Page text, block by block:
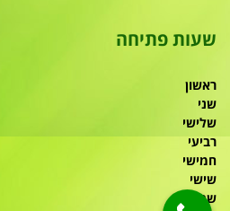
שעות פתיחה
ראשון
שני
שלישי
רביעי
חמישי
שישי
שבת